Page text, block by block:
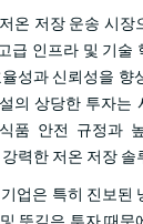
온 저장 운송 시장
급 인프라 및 기술
성과 신뢰성을 향
의 상당한 투자는
품 안전 규정과
력한 저온 저장
업은 특히 진보된